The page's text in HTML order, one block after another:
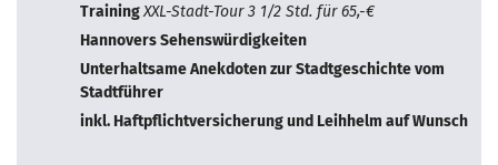
TrainingXXL-Stadt-Tour 3 1/2 Std. für 65,-€
Hannovers Sehenswürdigkeiten
Unterhaltsame Anekdoten zur Stadtgeschichte vom
Stadtführer
inkl. Haftpflichtversicherung und Leihhelm auf Wunsch